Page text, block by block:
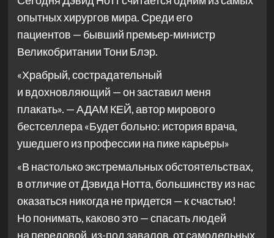
опытных хирургов мира. Среди его
пациентов — бывший премьер-министр
Великобритании Тони Блэр.
«Храбрый, сострадательный
и вдохновляющий — он заставил меня
плакать». — АДАМ КЕЙ, автор мирового
бестселлера «Будет больно: история врача,
ушедшего из профессии на пике карьеры»
«В настолько экстремальных обстоятельствах,
в отличие от Дэвида Нотта, большинству из нас
оказаться никогда не придется — к счастью!
Но понимать, каково это — спасать людей
на передовой, из-под завалов, от самодельных